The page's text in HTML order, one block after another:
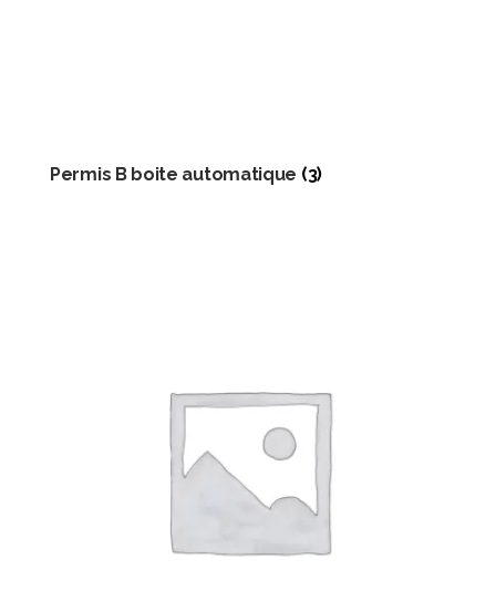
Permis B boite automatique (3)